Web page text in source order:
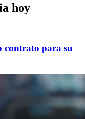
hoy
contrato para su